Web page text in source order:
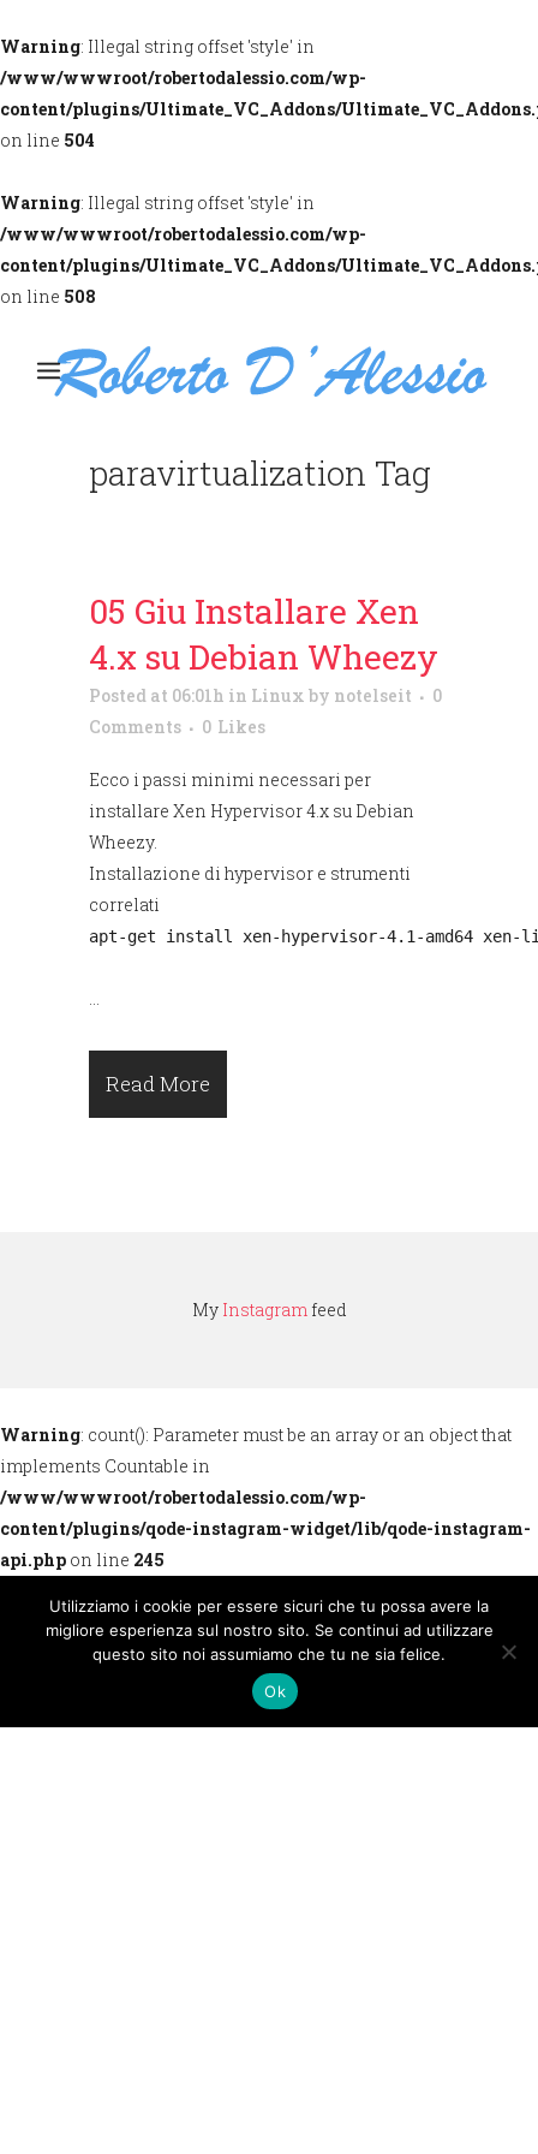
Warning: Illegal string offset 'style' in
/www/wwwroot/robertodalessio.com/wp-
content/plugins/Ultimate_VC_Addons/
on line 504
Warning: Illegal string offset 'style' in
/www/wwwroot/robertodalessio.com/wp-
content/plugins/Ultimate_VC_Addons/
on line 508
paravirtualization Tag
05 Giu Installare Xen
4.x su Debian Wheezy
Posted at 06:01h in Linux by notelseit
0
Comments
0 Likes
Ecco i passi minimi necessari per
installare Xen Hypervisor 4.x su Debian
Wheezy.
Installazione di hypervisor e strumenti
correlati
apt-get install xen-hypervisor-4.1-amd64 xen-
...
Read More
My Instagramfeed
Warning: count(): Parameter must be an array or an object that
implements Countable in
/www/wwwroot/robertodalessio.com/wp-
content/plugins/qode-instagram-widget/lib/qode-instagram-
api.php on line 245
Utilizziamo i cookie per essere sicuri che tu possa avere la
migliore esperienza sul nostro sito. Se continui ad utilizzare
questo sito noi assumiamo che tu ne sia felice.
Ok